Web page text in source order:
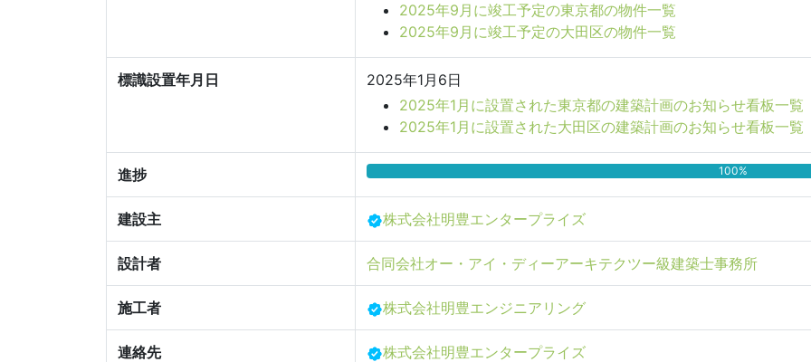
2025年9月に竣工予定の東京都の物件一覧
2025年9月に竣工予定の大田区の物件一覧
標識設置年月日
2025年1月6日
2025年1月に設置された東京都の建築計画のお知らせ看板一覧
2025年1月に設置された大田区の建築計画のお知らせ看板一覧
進捗 100%
建設主 株式会社明豊エンタープライズ
設計者 合同会社オー・アイ・ディーアーキテクツー級建築士事務所
施工者 株式会社明豊エンジニアリング
連絡先 株式会社明豊エンタープライズ